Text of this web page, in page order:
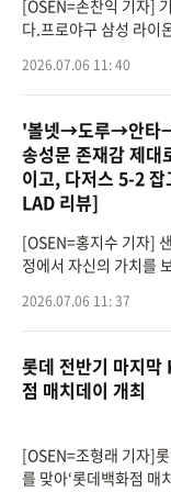
[OSEN=손찬익 기자]
다.프로야구 삼성 라이
활약으로 자신
2026.07.06 11: 40
'볼넷→도루→안타
송성문 존재감 제
이고, 다저스 5-2
LAD 리뷰]
[OSEN=홍지수 기자]
정에서 자신의 가치를
LA 다저스와 원정
2026.07.06 11: 37
롯데 전반기 마지
점 매치데이 개최
[OSEN=조형래 기자]
를 맞아‘롯데백화점 매